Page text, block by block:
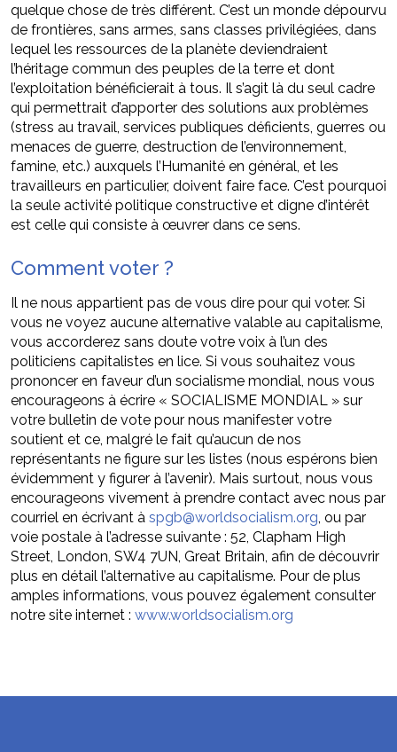
quelque chose de très différent. C’est un monde dépourvu
de frontières, sans armes, sans classes privilégiées, dans
lequel les ressources de la planète deviendraient
l’héritage commun des peuples de la terre et dont
l’exploitation bénéficierait à tous. Il s’agit là du seul cadre
qui permettrait d’apporter des solutions aux problèmes
(stress au travail, services publiques déficients, guerres ou
menaces de guerre, destruction de l’environnement,
famine, etc.) auxquels l’Humanité en général, et les
travailleurs en particulier, doivent faire face. C’est pourquoi
la seule activité politique constructive et digne d’intérêt
est celle qui consiste à œuvrer dans ce sens.
Comment voter ?
Il ne nous appartient pas de vous dire pour qui voter. Si
vous ne voyez aucune alternative valable au capitalisme,
vous accorderez sans doute votre voix à l’un des
politiciens capitalistes en lice. Si vous souhaitez vous
prononcer en faveur d’un socialisme mondial, nous vous
encourageons à écrire « SOCIALISME MONDIAL » sur
votre bulletin de vote pour nous manifester votre
soutient et ce, malgré le fait qu’aucun de nos
représentants ne figure sur les listes (nous espérons bien
évidemment y figurer à l’avenir). Mais surtout, nous vous
encourageons vivement à prendre contact avec nous par
courriel en écrivant à spgb@worldsocialism.org, ou par
voie postale à l’adresse suivante : 52, Clapham High
Street, London, SW4 7UN, Great Britain, afin de découvrir
plus en détail l’alternative au capitalisme. Pour de plus
amples informations, vous pouvez également consulter
notre site internet : www.worldsocialism.org